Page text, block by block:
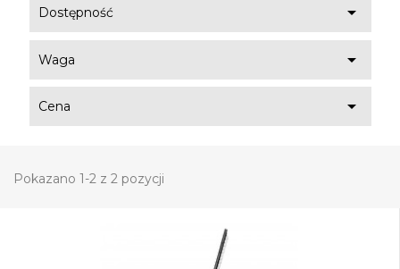
Dostępność 
Waga 
Cena 
Pokazano 1-2 z 2 pozycji